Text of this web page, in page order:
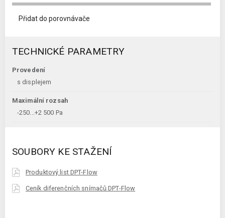
Přidat do porovnávače
TECHNICKÉ PARAMETRY
Provedení
s displejem
Maximální rozsah
-250...+2 500 Pa
SOUBORY KE STAŽENÍ
Produktový list DPT-Flow
Ceník diferenčních snímačů DPT-Flow